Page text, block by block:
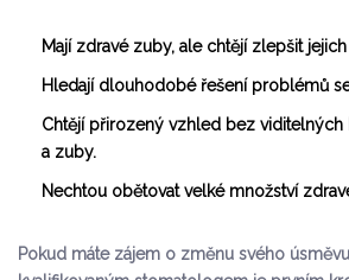
Mají zdravé zuby, ale chtějí zlepšit
Hledají dlouhodobé řešení problémů
Chtějí přirozený vzhled bez viditelných
a zuby.
Nechtou obětovat velké množství
Pokud máte zájem o změnu svého